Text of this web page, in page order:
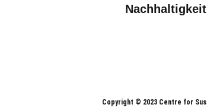
Copyright © 2023 Centre for